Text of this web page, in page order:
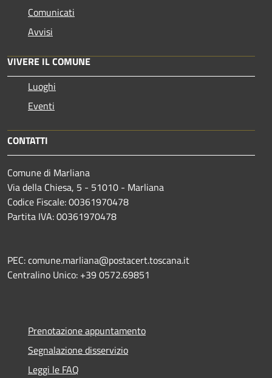
Comunicati
Avvisi
VIVERE IL COMUNE
Luoghi
Eventi
CONTATTI
Comune di Marliana
Via della Chiesa, 5 - 51010 - Marliana
Codice Fiscale: 00361970478
Partita IVA: 00361970478
PEC: comune.marliana@postacert.toscana.it
Centralino Unico: +39 0572.69851
Prenotazione appuntamento
Segnalazione disservizio
Leggi le FAQ